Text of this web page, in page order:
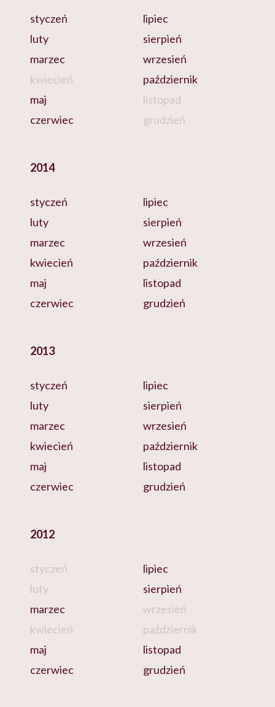
styczeń
luty
marzec
kwiecień
maj
czerwiec
lipiec
sierpień
wrzesień
październik
listopad
grudzień
2014
styczeń
luty
marzec
kwiecień
maj
czerwiec
lipiec
sierpień
wrzesień
październik
listopad
grudzień
2013
styczeń
luty
marzec
kwiecień
maj
czerwiec
lipiec
sierpień
wrzesień
październik
listopad
grudzień
2012
styczeń
luty
marzec
kwiecień
maj
czerwiec
lipiec
sierpień
wrzesień
październik
listopad
grudzień